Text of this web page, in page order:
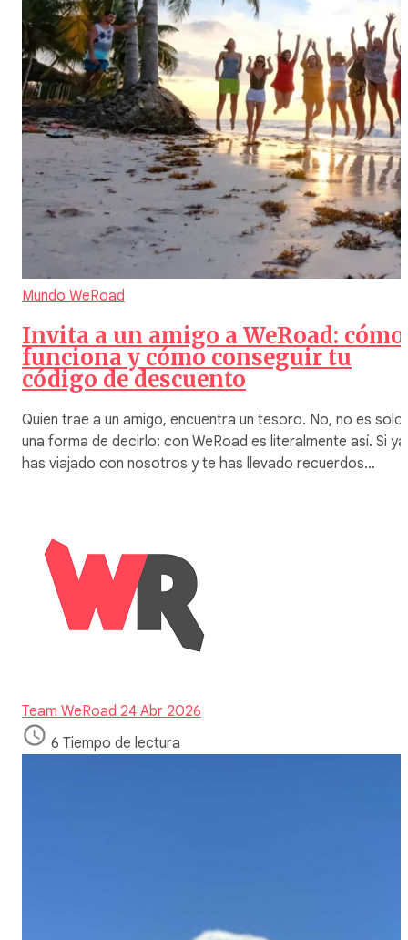
Mundo WeRoad
Invita a un amigo a WeRoad: cómo
funciona y cómo conseguir tu
código de descuento
Quien trae a un amigo, encuentra un tesoro. No, no es solo
una forma de decirlo: con WeRoad es literalmente así. Si ya
has viajado con nosotros y te has llevado recuerdos…
Team WeRoad 24 Abr 2026
6 Tiempo de lectura